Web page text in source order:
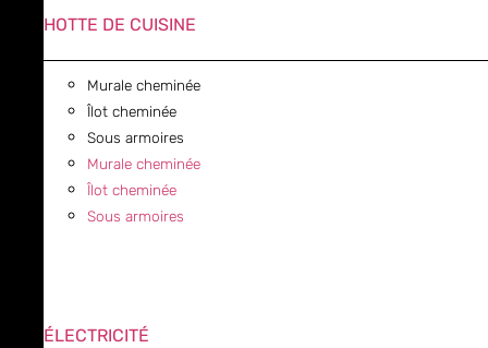
HOTTE DE CUISINE
Murale cheminée
Îlot cheminée
Sous armoires
Murale cheminée
Îlot cheminée
Sous armoires
ÉLECTRICITÉ